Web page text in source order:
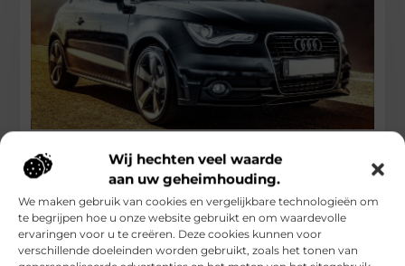
Wij hechten veel waarde
aan uw geheimhouding.
We maken gebruik van cookies en vergelijkbare technologieën om
te begrijpen hoe u onze website gebruikt en om waardevolle
ervaringen voor u te creëren. Deze cookies kunnen voor
verschillende doeleinden worden gebruikt, zoals het tonen van
Waarom een Audi Q5 kopen de perfecte keuze
is voor jou
Overweeg je een Audi Q5 kopen? Dan ben je op de juiste weg
naar het bezitten van een luxe SUV
...